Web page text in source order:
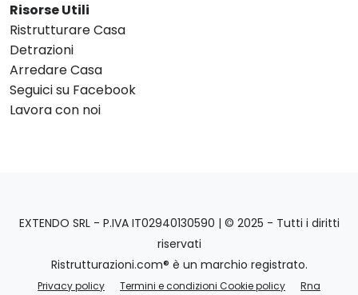
Risorse Utili
Ristrutturare Casa
Detrazioni
Arredare Casa
Seguici su Facebook
Lavora con noi
EXTENDO SRL - P.IVA IT02940130590 | © 2025 - Tutti i diritti
riservati
Ristrutturazioni.com® è un marchio registrato.
Privacy policy Termini e condizioni Cookie policy Rna